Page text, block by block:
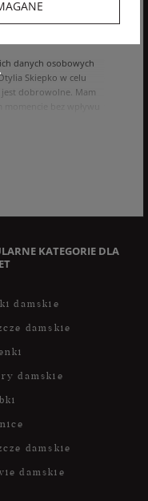
wiadomości
. Subskrypcję mogę
danych osobowych
Skiepko w celu
dobrowolne. Mam
Mam prawo dostępu
KATEGORIE DLA
damskie
damskie
damskie
damskie
damskie